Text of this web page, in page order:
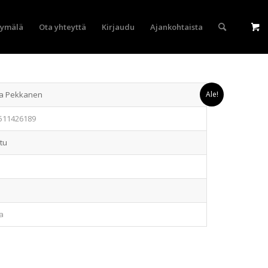
Ota yhteyttä Kirjaudu Ajankohtaista
Ale!
Pekkanen